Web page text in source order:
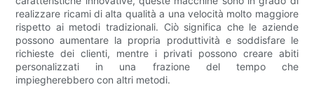
realizzare ricami di alta qualità a una velocità molto maggiore
rispetto ai metodi tradizionali. Ciò significa che le aziende
possono aumentare la propria produttività e soddisfare le
richieste dei clienti, mentre i privati possono creare abiti
personalizzati in una frazione del tempo che
impiegherebbero con altri metodi.